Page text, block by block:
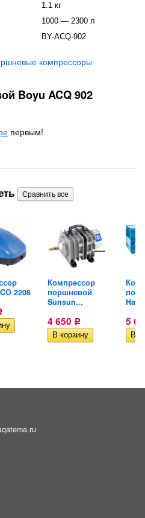
1.1 кг
1000 — 2300 л
BY-ACQ-902
компрессоры
Boyu ACQ 902
первым!
2208
Компрессор
поршневой
Sunsun...
4 650 Р 5